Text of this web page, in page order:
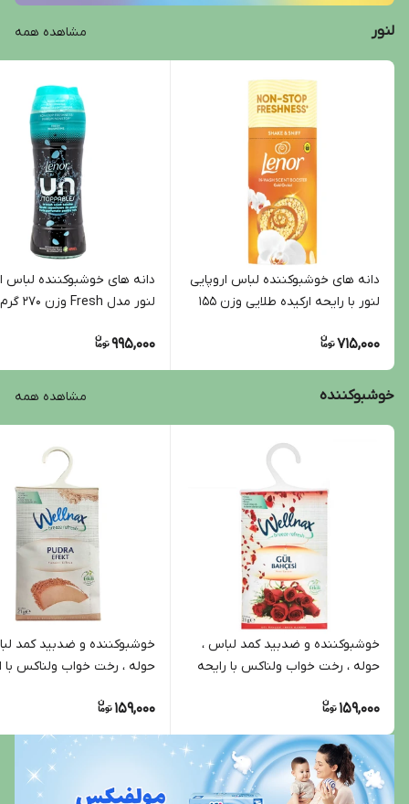
لنور مشاهده همه
دانه های خوشبوکننده لباس اروپایی
لنور با رایحه ارکیده طلایی وزن 155
715,000
دانه های خوشبوکننده لباس
لنور مدل Fresh وزن 270 گرم
995,000
خوشبوکننده مشاهده همه
خوشبوکننده و ضدبید کمد لباس ،
حوله ، رخت خواب ولناکس با رایحه
159,000
خوشبوکننده و ضدبید کمد
حوله ، رخت خواب ولناکس
159,000